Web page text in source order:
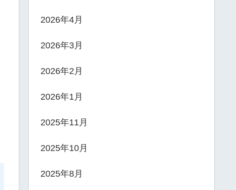
2026年4月
2026年3月
2026年2月
2026年1月
2025年11月
2025年10月
2025年8月